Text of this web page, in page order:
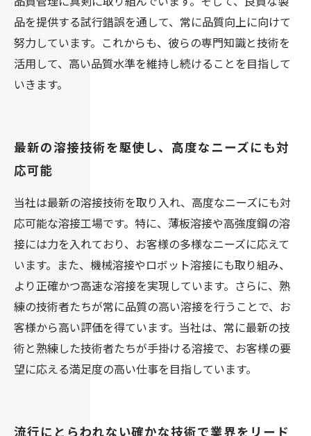
品を提供する試行錯誤を通して、常に品質向上に向けて
努力しています。これからも、彼らの専門知識と技術を
活用して、高い品質水準を維持し続けることを目指して
いきます。
最新の溶接技術を駆使し、高度なニーズにも対
応可能
当社は最新の溶接技術を取り入れ、高度なニーズにも対
応可能な溶接工場です。特に、薄板溶接や高強度鋼の溶
接には力を入れており、お客様の多様なニーズに応えて
います。また、機械溶接やロボット溶接にも取り組み、
より正確かつ高速な溶接を実現しています。さらに、熟
練の技術者たちが常に品質の高い溶接を行うことで、お
客様から高い評価を得ています。当社は、常に最新の技
術と熟練した技術者たちが手掛ける溶接で、お客様の要
望に応える満足度の高い仕事を目指しています。
流行にとらわれない確かな技術で業界をリード